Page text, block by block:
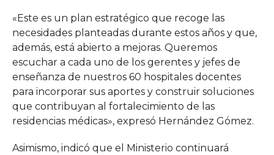
«Este es un plan estratégico que recoge las
necesidades planteadas durante estos años y que,
además, está abierto a mejoras. Queremos
escuchar a cada uno de los gerentes y jefes de
enseñanza de nuestros 60 hospitales docentes
para incorporar sus aportes y construir soluciones
que contribuyan al fortalecimiento de las
residencias médicas», expresó Hernández Gómez.
Asimismo, indicó que el Ministerio continuará